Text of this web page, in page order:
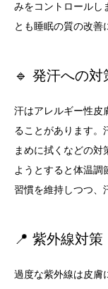
みをコントロールし
とも睡眠の質の改善
🔹 発汗への対
汗はアレルギー性皮
ることがあります。
まめに拭くなどの対
ようとすると体温調
習慣を維持しつつ、
📍 紫外線対策
過度な紫外線は皮膚